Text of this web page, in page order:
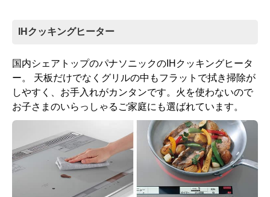
IHクッキングヒーター
国内シェアトップのパナソニックのIHクッキングヒータ
ー。 天板だけでなくグリルの中もフラットで拭き掃除が
しやすく、お手入れがカンタンです。火を使わないので
お子さまのいらっしゃるご家庭にも選ばれています。